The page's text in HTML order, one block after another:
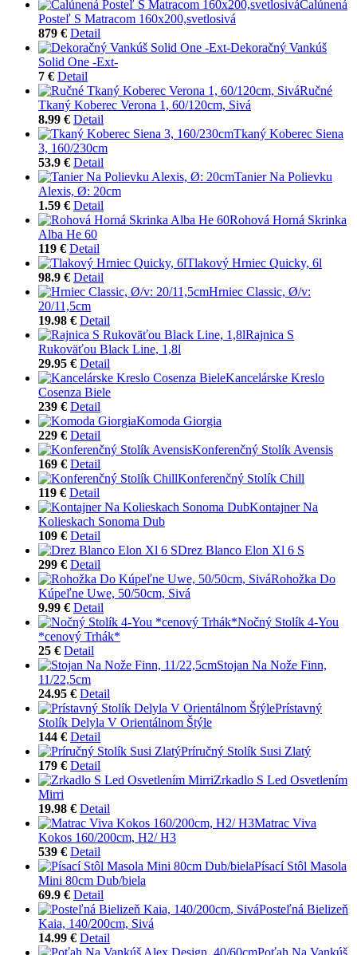
Čalúnená
Posteľ S Matracom 160x200,svetlosivá
879 € Detail
Dekoračný Vankúš
Solid One -Ext-
7 € Detail
Ručné
Tkaný Koberec Verona 1, 60/120cm, Sivá
8.99 € Detail
Tkaný Koberec Siena
3, 160/230cm
53.9 € Detail
Tanier Na Polievku
Alexis, Ø: 20cm
1.59 € Detail
Rohová Horná Skrinka
Alba He 60
119 € Detail
Tlakový Hrniec Quicky, 6l
98.9 € Detail
Hrniec Classic, Ø/v:
20/11,5cm
19.98 € Detail
Rajnica S
Rukoväťou Black Line, 1,8l
29.95 € Detail
Kancelárske Kreslo
Cosenza Biele
239 € Detail
Komoda Giorgia
229 € Detail
Konferenčný Stolík Avensis
169 € Detail
Konferenčný Stolík Chill
119 € Detail
Kontajner Na
Kolieskach Sonoma Dub
109 € Detail
Drez Blanco Elon Xl 6 S
299 € Detail
Rohožka Do
Kúpeľne Uwe, 50/50cm, Sivá
9.99 € Detail
Nočný Stolík 4-You
*cenový Trhák*
25 € Detail
Stojan Na Nože Finn,
11/22,5cm
24.95 € Detail
Prístavný
Stolík Delyla V Orientálnom Štýle
144 € Detail
Príručný Stolík Susi Zlatý
179 € Detail
Zrkadlo S Led Osvetlením
Mirri
19.98 € Detail
Matrac Viva
Kokos 160/200cm, H2/ H3
539 € Detail
Písací Stôl Masola
Mini 80cm Dub/biela
69.9 € Detail
Posteľná Bielizeň
Kaia, 140/200cm, Sivá
14.99 € Detail
Poťah Na Vankúš